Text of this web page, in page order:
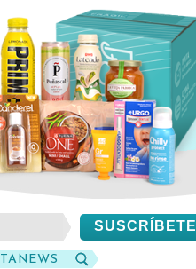
SUSCRÍBETE